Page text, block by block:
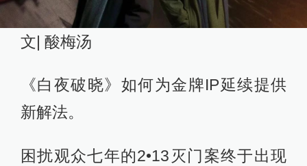
文| 酸梅汤
《白夜破晓》如何为金牌IP延续提供
新解法。
困扰观众七年的2•13灭门案终于出现